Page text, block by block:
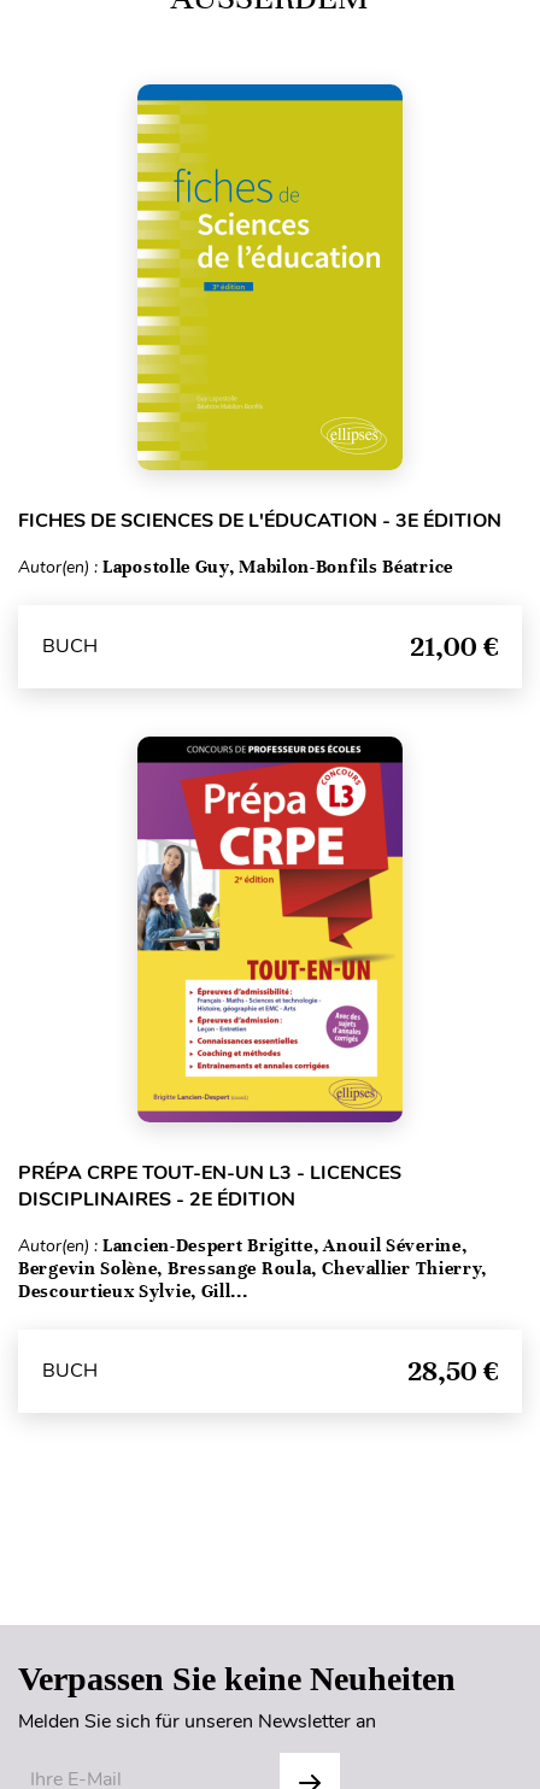
FICHES DE SCIENCES DE L'ÉDUCATION - 3E ÉDITION
Autor(en) : Lapostolle Guy, Mabilon-Bonfils Béatrice
BUCH 21,00 €
PRÉPA CRPE TOUT-EN-UN L3 - LICENCES
DISCIPLINAIRES - 2E ÉDITION
Autor(en) : Lancien-Despert Brigitte, Anouil Séverine,
Bergevin Solène, Bressange Roula, Chevallier Thierry,
Descourtieux Sylvie, Gill...
BUCH 28,50 €
Verpassen Sie keine Neuheiten
Melden Sie sich für unseren Newsletter an